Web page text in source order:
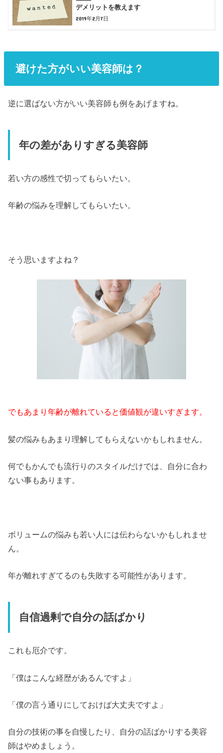
デメリットを教えます
2019年2月7日
避けた方がいい美容師は？
逆に選ばない方がいい美容師も例をあげますね。
年の差がありすぎる美容師
若い方の感性で切ってもらいたい。
年齢の悩みを理解してもらいたい。
そう思いますよね？
でもあまり年齢が離れていると価値観が違いすぎます。
髪の悩みもあまり理解してもらえないかもしれません。
何でもかんでも流行りのスタイルだけでは、自分に合わ
ない事もあります。
ボリュームの悩みも若い人には伝わらないかもしれませ
ん。
年が離れすぎてるのも失敗する可能性があります。
自信過剰で自分の話ばかり
これも厄介です。
「僕はこんな経歴があるんですよ」
「僕の言う通りにしておけば大丈夫ですよ」
自分の技術の事を自慢したり、自分の話ばかりする美容
師はやめましょう。